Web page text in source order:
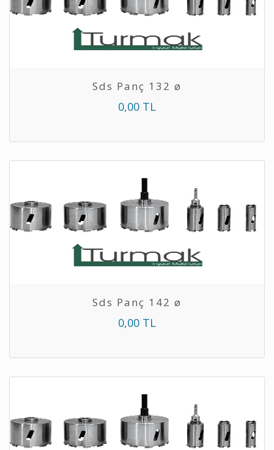
Sds Panç 132 ø
0,00 TL
Sds Panç 142 ø
0,00 TL